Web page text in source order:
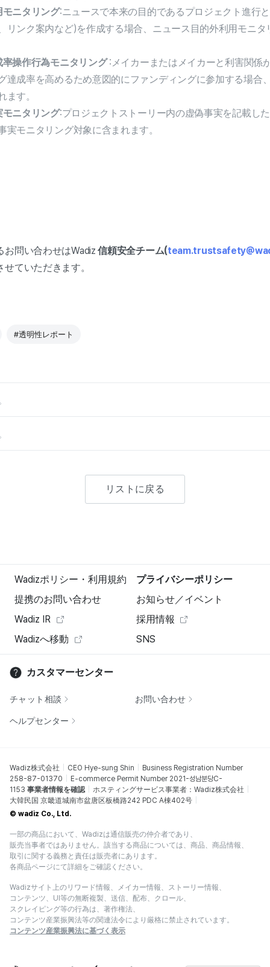
ニタリング:ニュースで本来の目的であるプロジェクト進行
リンク案内など)を作成する場合、ニュース目的外利用モニタ
操作行為モニタリング:メイカーまたはメイカーと利害関係
達成率を高めるため意図的にファンディングに参加する場合
ます。
ニタリング:プロジェクトストーリー内の虚偽事実を記載し
実モニタリング対象に含まれます。
お問い合わせはWadiz信頼安全チーム(
ていただきます。
#透明性レポート
リストに戻る
Wadizポリシー・利用規約
プライバシーポリシー
提携のお問い合わせ
お知らせ／イベント
Wadiz IR
採用情報
Wadizへ移動
SNS
カスタマーセンター
チャット相談 お問い合わせ
ヘルプセンター
Wadiz株式会社 CEO Hye-sung Shin
Business Registration Number
258-87-01370
E-commerce Permit Number 2021-성남분당C-
1153 事業者情報を確認
ホスティングサービス事業者：Wadiz株式会社
大韓民国 京畿道城南市盆唐区板橋路242 PDC A棟402号
© wadiz Co., Ltd.
一部の商品において、Wadizは通信販売の仲介者であり、
販売当事者ではありません。該当する商品については、商品、商品情報、
取引に関する義務と責任は販売者にあります。
各商品ページにて詳細をご確認ください。
Wadizサイト上のリワード情報、メイカー情報、ストーリー情報、
コンテンツ、UI等の無断複製、送信、配布、クロール、
スクレイピング等の行為は、著作権法、
コンテンツ産業振興法等の関連法令により厳格に禁止されています。
コンテンツ産業振興法に基づく表示